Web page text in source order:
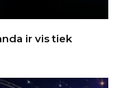
ir vis tiek